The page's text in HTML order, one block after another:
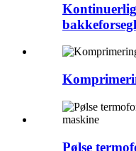
Pølse